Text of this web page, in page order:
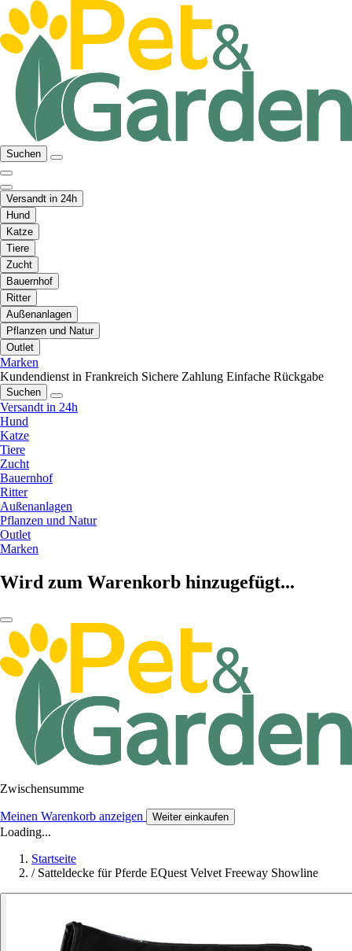
Suchen
Versandt in 24h
Hund
Katze
Tiere
Zucht
Bauernhof
Ritter
Außenanlagen
Pflanzen und Natur
Outlet
Marken
Kundendienst in Frankreich Sichere Zahlung Einfache Rückgabe
Suchen
Versandt in 24h
Hund
Katze
Tiere
Zucht
Bauernhof
Ritter
Außenanlagen
Pflanzen und Natur
Outlet
Marken
Wird zum Warenkorb hinzugefügt...
Zwischensumme
Meinen Warenkorb anzeigen Weiter einkaufen
Loading...
Startseite
/ Satteldecke für Pferde EQuest Velvet Freeway Showline